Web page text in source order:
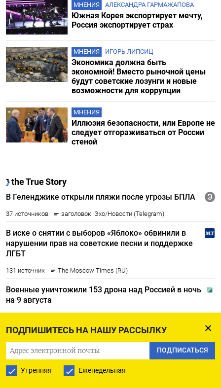
МНЕНИЯ АЛЕКСАНДРА ГАРМАЖАПОВА
Южная Корея экспортирует мечту,
Россия экспортирует страх
МНЕНИЯ ИГОРЬ ЛИПСИЦ
Экономика должна быть
экономной! Вместо рыночной цены
будут советские лозунги и новые
возможности для коррупции
МНЕНИЯ
Иллюзия безопасности, или Европе не
следует отгораживаться от России
стеной
ПОДПИШИТЕСЬ НА НАШУ РАССЫЛКУ
ПОДПИСАТЬСЯ
Утренняя Еженедельная